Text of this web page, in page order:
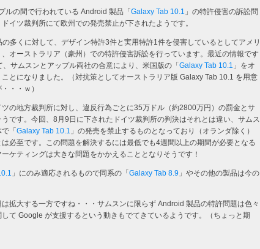
ルの間で行われている Android 製品「 Galaxy Tab 10.1 」の特許侵害の訴訟問
イツ裁判所にて欧州での発売禁止が下されたようです。
多くに対して、デザイン特許3件と実用特許1件を侵害しているとしてアメリ
オーストラリア（豪州）での特許侵害訴訟を行っています。最近の情報です
サムスンとアップル両社の合意により、米国版の「 Galaxy Tab 10.1 」をオ
とになりました。（対抗策としてオーストラリア版 Galaxy Tab 10.1 を用意
・・ｗ）
の地方裁判所に対し、違反行為ごとに35万ドル（約2800万円）の罰金とサ
です。今回、8月9日に下されたドイツ裁判所の判決はそれとは違い、サムス
「 Galaxy Tab 10.1 」の発売を禁止するものとなっており（オランダ除く）
必至です。この問題を解決するには最低でも4週間以上の期間が必要となる
ケティングは大きな問題をかかえることとなりそうです！
」にのみ適応されるもので同系の「 Galaxy Tab 8.9 」やその他の製品は今の
拡大する一方ですね・・・サムスンに限らず Android 製品の特許問題は色々
て Google が支援するという動きもでてきているようです。（ちょっと期